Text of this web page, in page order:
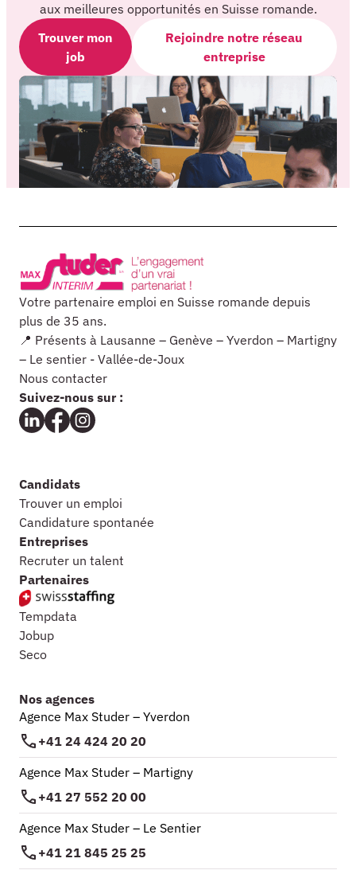
aux meilleures opportunités en Suisse romande.
Trouver mon
job
Rejoindre notre réseau
entreprise
Votre partenaire emploi en Suisse romande depuis
plus de 35 ans.
📍 Présents à Lausanne – Genève – Yverdon – Martigny
– Le sentier - Vallée-de-Joux
Nous contacter
Suivez-nous sur :
Candidats
Trouver un emploi
Candidature spontanée
Entreprises
Recruter un talent
Partenaires
Tempdata
Jobup
Seco
Nos agences
Agence Max Studer – Yverdon
+41 24 424 20 20
Agence Max Studer – Martigny
+41 27 552 20 00
Agence Max Studer – Le Sentier
+41 21 845 25 25